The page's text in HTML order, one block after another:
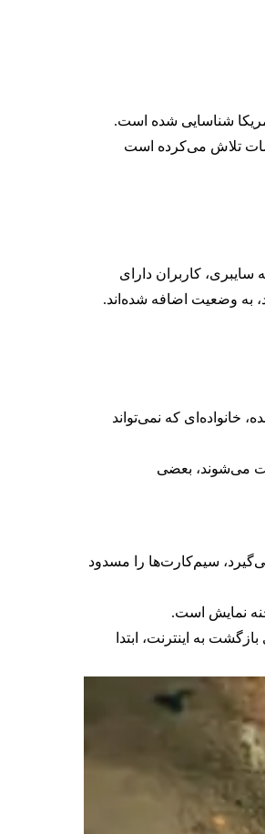
شناسایی شده است.
تلاش می‌کرده است
کاربران دارای
به وضعیت اضافه شده‌اند.
خانواده‌ای که نمی‌تواند
می‌شوند، بعضی
سیم‌کارت‌ها را مسدود
نمایش است.
به اینترنت، ابتدا